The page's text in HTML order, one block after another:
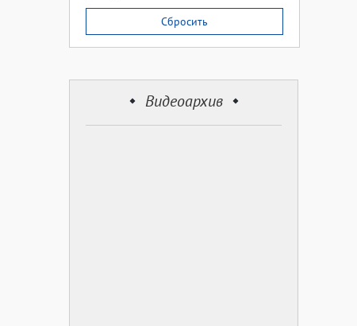
Сбросить
Видеоархив